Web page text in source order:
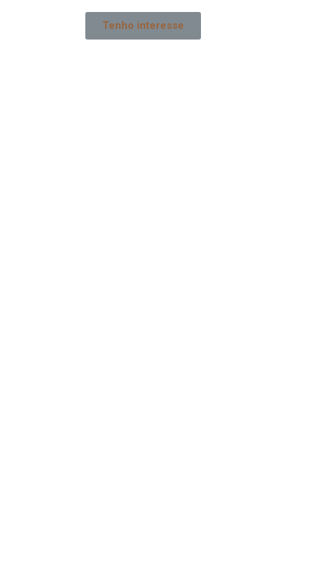
Tenho interesse